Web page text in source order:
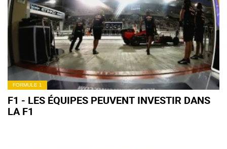
FORMULE 1
F1 - LES ÉQUIPES PEUVENT INVESTIR DANS
LA F1